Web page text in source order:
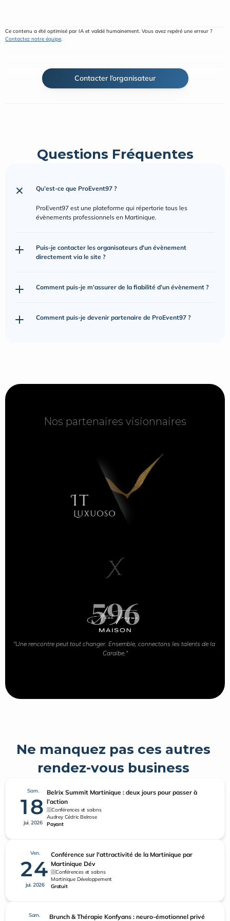
Contacter l’organisateur
Contactez notre équipe.
Questions Fréquentes
Qu’est-ce que ProEvent97 ?
ProEvent97 est une plateforme qui répertorie tous les
évènements professionnels en Martinique.
Puis-je contacter les organisateurs d'un évènement
directement via le site ?
Comment puis-je m’assurer de la fiabilité d’un évènement ?
Comment puis-je devenir partenaire de ProEvent97 ?
Nos partenaires visionnaires
Nos partenaires visionnaires
X
"Une rencontre peut tout changer. Ensemble, connectons les talents de la
Caraïbe."
Ne manquez pas ces autres
rendez-vous business
Sam.
18
jui. 2026
Belrix Summit Martinique : deux jours pour passer à
l’action
Conférences et salons
Audrey Cédric Belrose
Payant
Ven.
24
jui. 2026
Conférence sur l'attractivité de la Martinique par
Martinique Dév
Conférences et salons
Martinique Développement
Gratuit
Sam.
Brunch & Thérapie Konfyans : neuro-émotionnel privé